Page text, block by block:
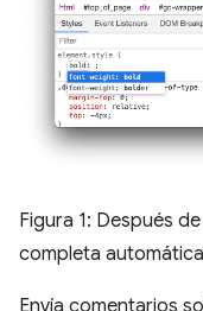
Figura 1: Después
completa
Envía comentarios